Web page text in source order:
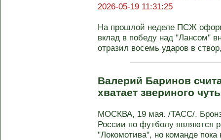
2026-05-19 11:31:25
На прошлой неделе ПСЖ
вклад в победу над "Лансом"
отразил восемь ударов в
Валерий Баринов
хватает звериного
МОСКВА, 19 мая. /ТАСС/.
России по футболу являются
"Локомотива", но команде пока